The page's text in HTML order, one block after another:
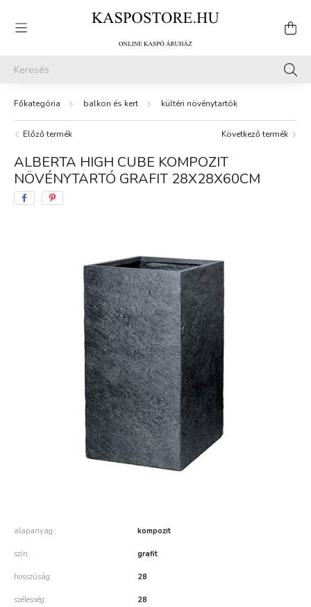
balkon és kert kültéri növénytartók
Előző termék Következő termék
ALBERTA HIGH CUBE KOMPOZIT
NÖVÉNYTARTÓ GRAFIT 28X28X60CM
alapanyag kompozit
szín grafit
hosszúság 28
szélesség 28